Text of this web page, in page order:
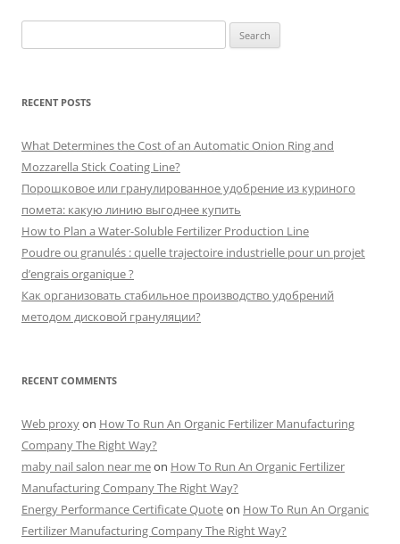
for:
RECENT POSTS
What Determines the Cost of an Automatic Onion Ring and
Mozzarella Stick Coating Line?
Порошковое или гранулированное удобрение из куриного
помета: какую линию выгоднее купить
How to Plan a Water-Soluble Fertilizer Production Line
Poudre ou granulés : quelle trajectoire industrielle pour un projet
d’engrais organique ?
Как организовать стабильное производство удобрений
методом дисковой грануляции?
RECENT COMMENTS
Web proxyon How To Run An Organic Fertilizer Manufacturing
Company The Right Way?
maby nail salon near meon How To Run An Organic Fertilizer
Manufacturing Company The Right Way?
Energy Performance Certificate Quoteon How To Run An Organic
Fertilizer Manufacturing Company The Right Way?